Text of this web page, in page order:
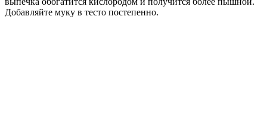
Добавляйте муку в тесто постепенно.